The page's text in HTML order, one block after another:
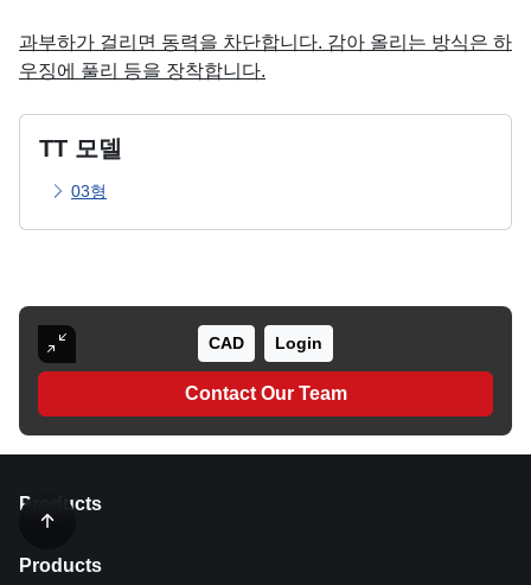
과부하가 걸리면 동력을 차단합니다. 감아 올리는 방식은 하
우징에 풀리 등을 장착합니다.
TT 모델
03형
CAD Login
Contact Our Team
Products
Products